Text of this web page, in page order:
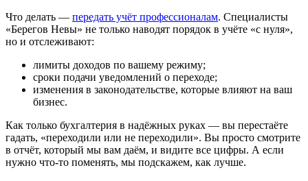
Что делать — передать учёт профессионалам. Специалисты
«Берегов Невы» не только наводят порядок в учёте «с нуля»,
но и отслеживают:
лимиты доходов по вашему режиму;
сроки подачи уведомлений о переходе;
изменения в законодательстве, которые влияют на ваш
бизнес.
Как только бухгалтерия в надёжных руках — вы перестаёте
гадать, «переходили или не переходили». Вы просто смотрите
в отчёт, который мы вам даём, и видите все цифры. А если
нужно что-то поменять, мы подскажем, как лучше.